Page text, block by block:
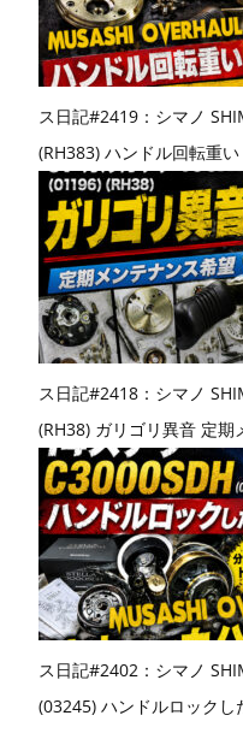
ス日記#2419：シマノ
(RH383) ハンドル回転重
ス日記#2418：シマノ
(RH38) ガリゴリ異音 定期
ス日記#2402：シマノ
(03245) ハンドルロック